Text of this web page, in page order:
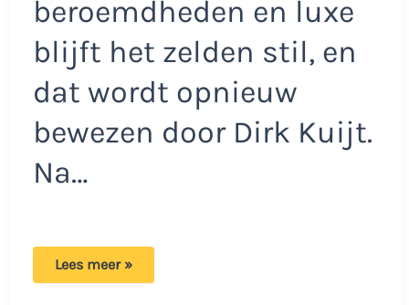
beroemdheden en luxe
blijft het zelden stil, en
dat wordt opnieuw
bewezen door Dirk Kuijt.
Na…
Dirk
Lees meer »